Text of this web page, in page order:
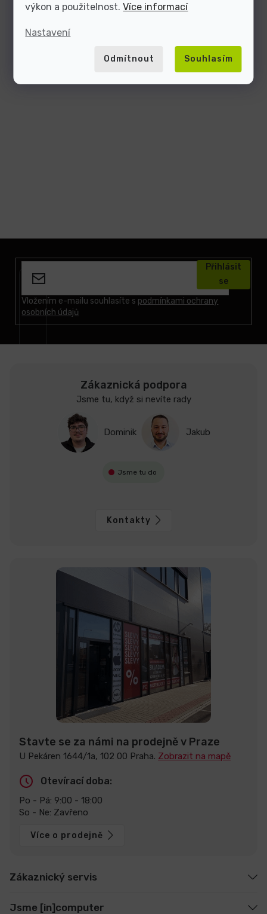
výkon a použitelnost.Více informací
Nastavení
Odmítnout Souhlasím
Vložením e-mailu souhlasíte s podmínkami ochrany
osobních údajů
Přihlásit
se
Zákaznická podpora
Jsme tu, když si nevíte rady
Dominik Jakub
Jsme tu do
Kontakty
Stavte se za námi na prodejně v Praze
U Pekáren 1644/1a, 102 00 Praha. Zobrazit na mapě
Otevírací doba:
Po - Pá: 9:00 - 18:00
So - Ne: Zavřeno
Více o prodejně
Zákaznický servis
Jsme [in]computer